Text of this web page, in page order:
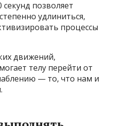
позволяет
удлиниться,
процессы
движений,
телу перейти от
— то, что нам и